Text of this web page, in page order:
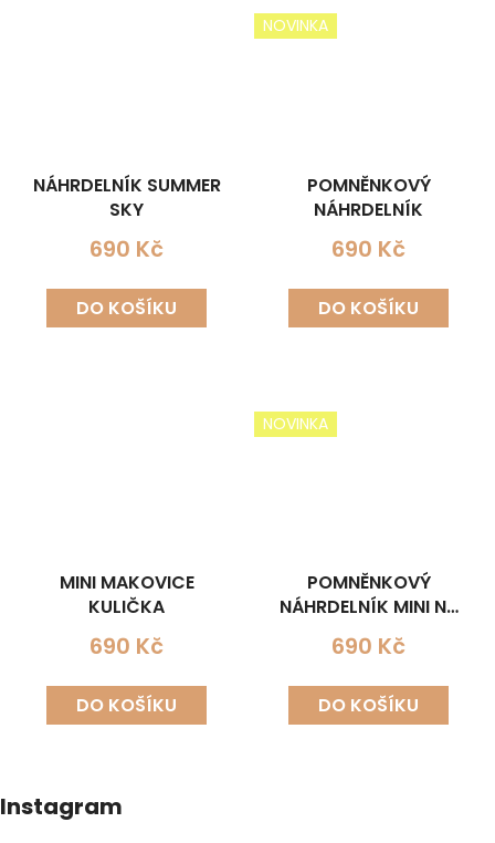
NÁHRDELNÍK SUMMER
SKY
690 Kč
DO KOŠÍKU
NOVINKA
POMNĚNKOVÝ
NÁHRDELNÍK
690 Kč
DO KOŠÍKU
MINI MAKOVICE
KULIČKA
690 Kč
DO KOŠÍKU
NOVINKA
POMNĚNKOVÝ
NÁHRDELNÍK MINI NA
LŮŽKU
690 Kč
DO KOŠÍKU
Instagram